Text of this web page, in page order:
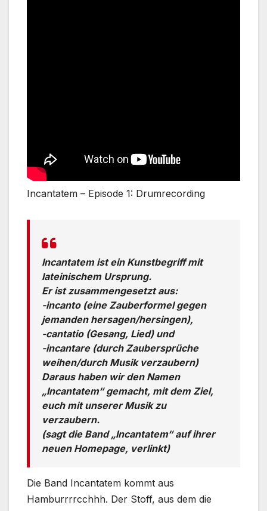
Incantatem – Episode 1: Drumrecording
Incantatem ist ein Kunstbegriff mit
lateinischem Ursprung.
Er ist zusammengesetzt aus:
-incanto (eine Zauberformel gegen
jemanden hersagen/hersingen),
-cantatio (Gesang, Lied) und
-incantare (durch Zaubersprüche
weihen/durch Musik verzaubern)
Daraus haben wir den Namen
„Incantatem“ gemacht, mit dem Ziel,
euch mit unserer Musik zu
verzaubern.
(sagt die Band „Incantatem“ auf ihrer
neuen Homepage, verlinkt)
Die Band Incantatem kommt aus
Hamburrrrcchhh. Der Stoff, aus dem die